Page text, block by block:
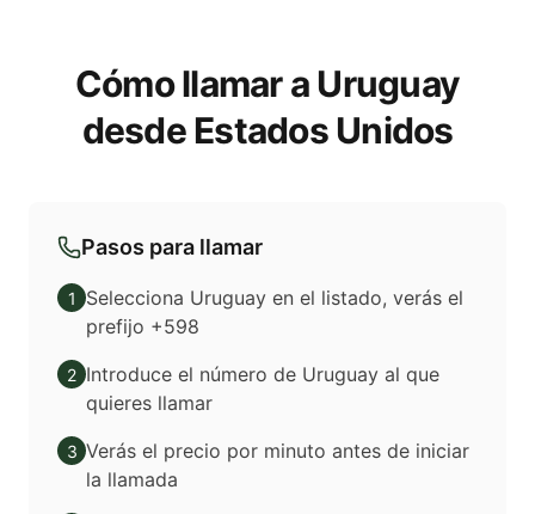
Cómo llamar a Uruguay
desde Estados Unidos
Pasos para llamar
1
Selecciona Uruguay en el listado, verás el
prefijo +598
2 Introduce el número de Uruguay al que
quieres llamar
3 Verás el precio por minuto antes de iniciar
la llamada